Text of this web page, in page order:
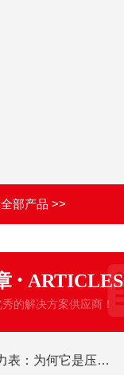
部产品 >>
· ARTICLES
的解决方案供应商！
BRIGHTY压力表：为何它是压力监测的理想之选？